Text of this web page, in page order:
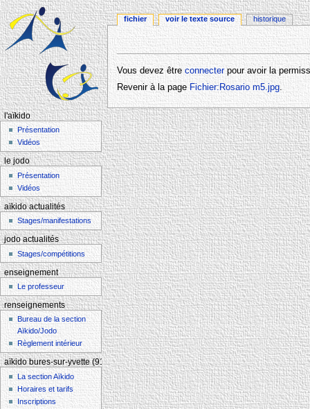
Aller à : navigation,rechercher
Vous devez être connecterpour avoir la
Revenir à la pageFichier:Rosario m5.jpg.
fichier voir le texte source historique
l'aïkido
Présentation
Vidéos
le jodo
Présentation
Vidéos
aïkido actualités
Stages/manifestations
jodo actualités
Stages/compétitions
enseignement
Le professeur
renseignements
Bureau de la section
Aïkido/Jodo
Règlement intérieur
aïkido bures-sur-yvette (91)
La section Aïkido
Horaires et tarifs
Inscriptions